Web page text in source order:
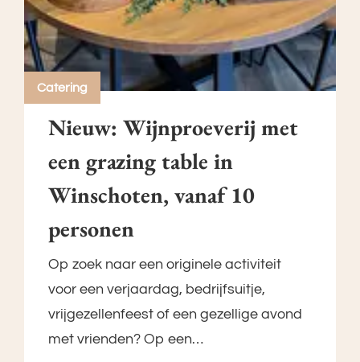
Catering
Nieuw: Wijnproeverij met
een grazing table in
Winschoten, vanaf 10
personen
Op zoek naar een originele activiteit
voor een verjaardag, bedrijfsuitje,
vrijgezellenfeest of een gezellige avond
met vrienden? Op een…